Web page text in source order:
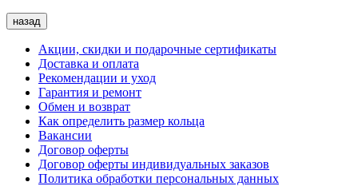
назад
Акции, скидки и подарочные сертификаты
Доставка и оплата
Рекомендации и уход
Гарантия и ремонт
Обмен и возврат
Как определить размер кольца
Вакансии
Договор оферты
Договор оферты индивидуальных заказов
Политика обработки персональных данных